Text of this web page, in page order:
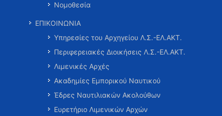
Νομοθεσία
ΕΠΙΚΟΙΝΩΝΙΑ
Υπηρεσίες του Αρχηγείου Λ.Σ.-ΕΛ.ΑΚΤ.
Περιφερειακές Διοικήσεις Λ.Σ.-ΕΛ.ΑΚΤ.
Λιμενικές Αρχές
Ακαδημίες Εμπορικού Ναυτικού
Έδρες Ναυτιλιακών Ακολούθων
Ευρετήριο Λιμενικών Αρχών